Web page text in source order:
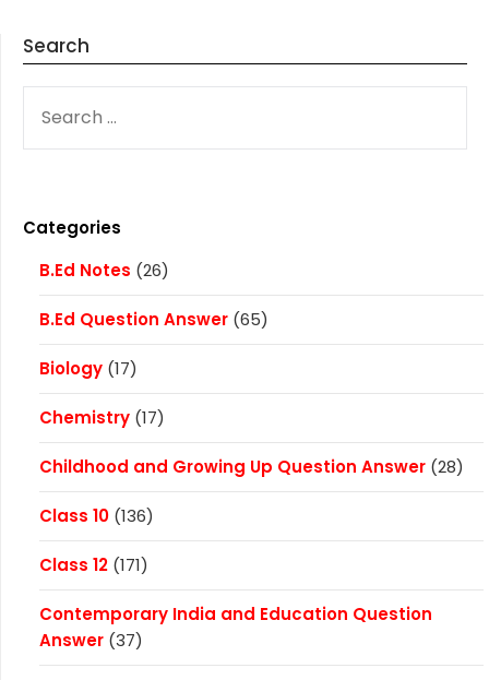
Search
FOR:
Categories
B.Ed Notes (26)
B.Ed Question Answer (65)
Biology (17)
Chemistry (17)
Childhood and Growing Up Question Answer (28)
Class 10 (136)
Class 12 (171)
Contemporary India and Education Question
Answer (37)